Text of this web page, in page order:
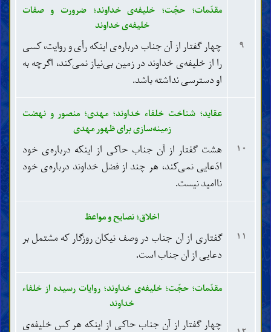
۹
مقدّمات؛ حجّت؛ خلیفه‌ی خداوند؛ ضرورت و صفات
خلیفه‌ی خداوند
چهار گفتار از آن جناب درباره‌ی اینکه رأی و روایت، کسی
را از خلیفه‌ی خداوند در زمین بی‌نیاز نمی‌کند، اگرچه به
او دسترسی نداشته باشد.
۱۰
عقاید؛ شناخت خلفاء خداوند؛ مهدی؛ منصور و نهضت
زمینه‌سازی برای ظهور مهدی
هشت گفتار از آن جناب حاکی از اینکه درباره‌ی خود
ادّعایی نمی‌کند، هر چند از فضل خداوند درباره‌ی خود
ناامید نیست.
۱۱
اخلاق؛ نصایح و مواعظ
گفتاری از آن جناب در وصف نیکان روزگار که مشتمل بر
دعایی از آن جناب است.
مقدّمات؛ حجّت؛ خلیفه‌ی خداوند؛ روایات رسیده از خلفاء
خداوند
چهار گفتار از آن جناب حاکی از اینکه هر کس خلیفه‌ی